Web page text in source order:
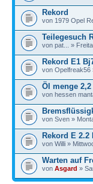
Rekord
von 1979 Opel
Teilegesuch
von pat... »
Rekord E1
von Opelfreak56
Öl menge
von hessen
von Sven »
Rekord E
von Willi »
Warten auf
von Asgard »